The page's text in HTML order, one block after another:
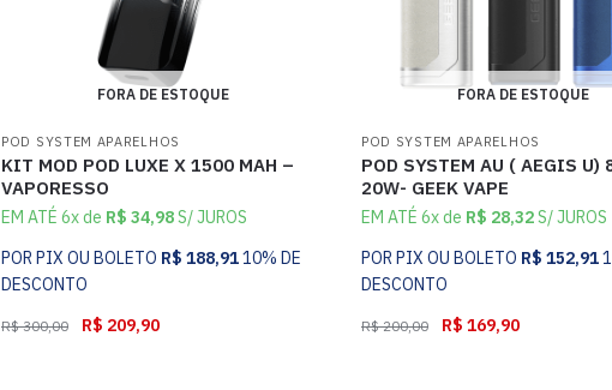
FORA DE ESTOQUE
POD SYSTEM APARELHOS
KIT MOD POD LUXE X 1500 MAH –
VAPORESSO
EM ATÉ 6x de R$ 34,98S/ JUROS
POR PIX OU BOLETO R$ 188,9110% DE
DESCONTO
R$300,00 R$ 209,90
FORA DE ESTOQUE
POD SYSTEM APARELHOS
POD SYSTEM AU ( AEGIS U)
20W- GEEK VAPE
EM ATÉ 6x de R$ 28,32S/ JUROS
POR PIX OU BOLETO R$ 152,91
DESCONTO
R$200,00 R$ 169,90